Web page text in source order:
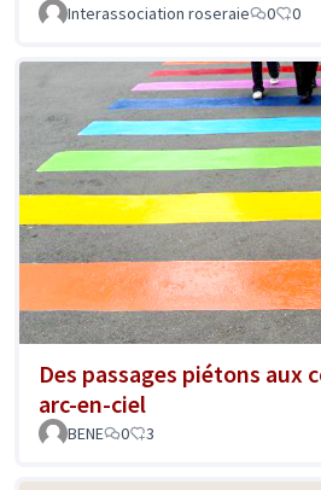
Interassociation roseraie 0 0
Des passages piétons aux
arc-en-ciel
BENE 0 3